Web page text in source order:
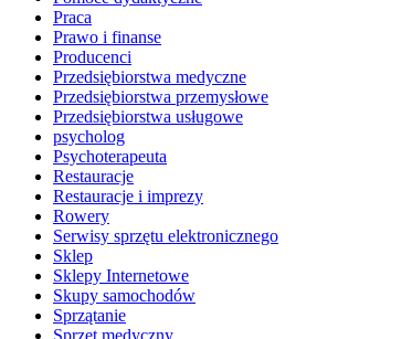
Praca
Prawo i finanse
Producenci
Przedsiębiorstwa medyczne
Przedsiębiorstwa przemysłowe
Przedsiębiorstwa usługowe
psycholog
Psychoterapeuta
Restauracje
Restauracje i imprezy
Rowery
Serwisy sprzętu elektronicznego
Sklep
Sklepy Internetowe
Skupy samochodów
Sprzątanie
Sprzęt medyczny